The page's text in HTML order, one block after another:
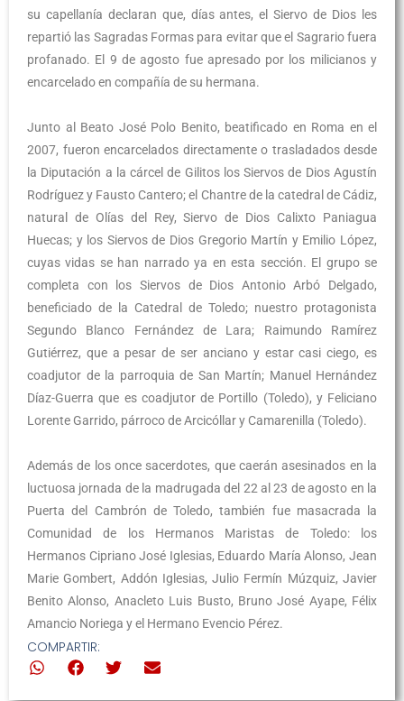
su capellanía declaran que, días antes, el Siervo de Dios les
repartió las Sagradas Formas para evitar que el Sagrario fuera
profanado. El 9 de agosto fue apresado por los milicianos y
encarcelado en compañía de su hermana.
Junto al Beato José Polo Benito, beatificado en Roma en el
2007, fueron encarcelados directamente o trasladados desde
la Diputación a la cárcel de Gilitos los Siervos de Dios Agustín
Rodríguez y Fausto Cantero; el Chantre de la catedral de Cádiz,
natural de Olías del Rey, Siervo de Dios Calixto Paniagua
Huecas; y los Siervos de Dios Gregorio Martín y Emilio López,
cuyas vidas se han narrado ya en esta sección. El grupo se
completa con los Siervos de Dios Antonio Arbó Delgado,
beneficiado de la Catedral de Toledo; nuestro protagonista
Segundo Blanco Fernández de Lara; Raimundo Ramírez
Gutiérrez, que a pesar de ser anciano y estar casi ciego, es
coadjutor de la parroquia de San Martín; Manuel Hernández
Díaz-Guerra que es coadjutor de Portillo (Toledo), y Feliciano
Lorente Garrido, párroco de Arcicóllar y Camarenilla (Toledo).
Además de los once sacerdotes, que caerán asesinados en la
luctuosa jornada de la madrugada del 22 al 23 de agosto en la
Puerta del Cambrón de Toledo, también fue masacrada la
Comunidad de los Hermanos Maristas de Toledo: los
Hermanos Cipriano José Iglesias, Eduardo María Alonso, Jean
Marie Gombert, Addón Iglesias, Julio Fermín Múzquiz, Javier
Benito Alonso, Anacleto Luis Busto, Bruno José Ayape, Félix
Amancio Noriega y el Hermano Evencio Pérez.
COMPARTIR: